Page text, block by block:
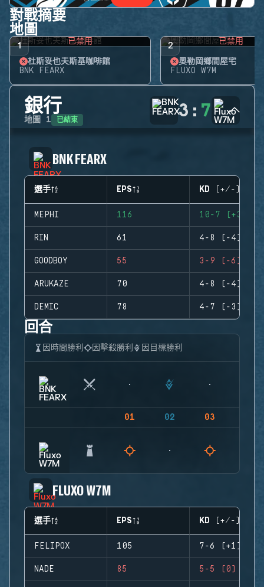
對戰摘要
地圖
1 已禁用
杜斯妥也夫斯基咖啡館
BNK FEARX
2 已禁用
奧勒岡鄉間屋宅
FLUXO W7M
銀行
地圖 1 已結束 3 : 7
BNK FEARX
選手 EPS KD (+/-)
MEPHI 116 10-7 (+3)
RIN 61 4-8 (-4)
GOODBOY 55 3-9 (-6)
ARUKAZE 70 4-8 (-4)
DEMIC 78 4-7 (-3)
回合
因時間勝利 因擊殺勝利 因目標勝利
01 02 03
FLUXO W7M
選手 EPS KD (+/-)
FELIPOX 105 7-6 (+1)
NADE 85 5-5 (0)